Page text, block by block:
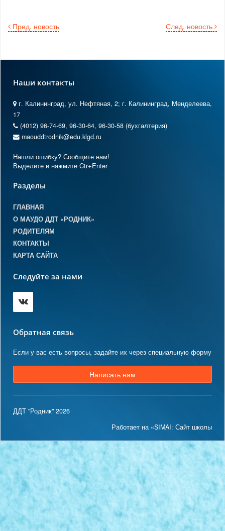
След. новость
Пред. новость
Наши контакты
г. Калининград, ул. Нефтяная, 2; г. Калининград, Менделеева,
17
(4012) 96-74-69, 96-30-64, 96-30-58 (бухгалтерия)
maouddtrodnik@edu.klgd.ru
Нашли ошибку? Сообщите нам!
Выделите и нажмите Ctr+Enter
Разделы
ГЛАВНАЯ
О МАУДО ДДТ «РОДНИК»
РОДИТЕЛЯМ
КОНТАКТЫ
КАРТА САЙТА
Следуйте за нами
Обратная связь
Если у вас есть вопросы, задайте их через специальную форму
Написать нам
ДДТ "Родник" 2026
Работает на «SIMAI: Сайт школы